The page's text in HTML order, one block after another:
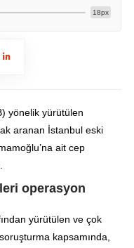
18px
yönelik yürütülen
aranan İstanbul eski
ait cep
operasyon
yürütülen ve çok
kapsamında,